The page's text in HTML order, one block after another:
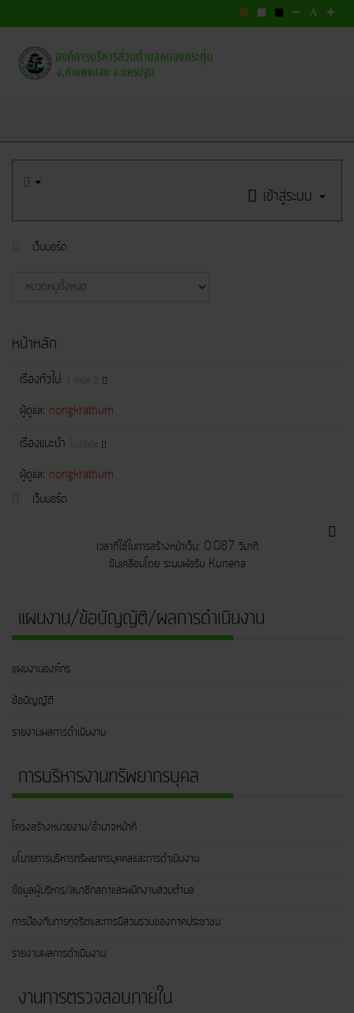
เข้าสู่ระบบ
เว็บบอร์ด
หน้าหลัก
เรื่องทั่วไป 1 หัวข้อ
ผู้ดูแล: nongkrathum
เรื่องแนะนำ ไม่มีหัวข้อ
ผู้ดูแล: nongkrathum
เว็บบอร์ด
เวลาที่ใช้ในการสร้างหน้าเว็บ: 0.087 วินาที
ขับเคลื่อนโดย ระบบฟอรัม Kunena
แผนงาน/ข้อบัญญัติ/ผลการดำเนินงาน
แผนงานองค์กร
ข้อบัญญัติ
รายงานผลการดำเนินงาน
การบริหารงานทรัพยากรบุคล
โครงสร้างหน่วยงาน/อำนาจหน้าที่
นโบายการบริหารทรัพยากรบุคคลและการดำเนินงาน
ข้อมูลผู้บริหาร/สมาชิกสภาและพนักงานส่วนตำบล
การป้องกันการทุจริตและการมีส่วนร่วมของภาคประชาชน
รายงานผลการดำเนินงาน
งานการตรวจสอบภายใน